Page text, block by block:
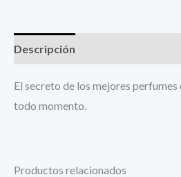
Descripción
El secreto de los mejores
todo momento.
Productos relacionados